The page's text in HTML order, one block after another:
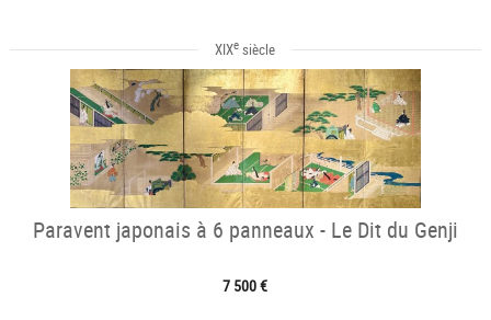
XIXe siècle
Paravent japonais à 6 panneaux - Le Dit du Genji
7 500 €